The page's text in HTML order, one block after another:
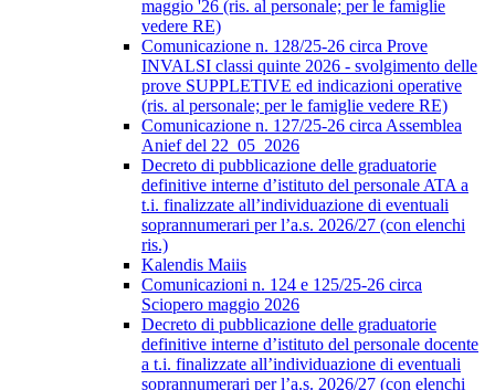
maggio '26 (ris. al personale; per le famiglie
vedere RE)
Comunicazione n. 128/25-26 circa Prove
INVALSI classi quinte 2026 - svolgimento delle
prove SUPPLETIVE ed indicazioni operative
(ris. al personale; per le famiglie vedere RE)
Comunicazione n. 127/25-26 circa Assemblea
Anief del 22_05_2026
Decreto di pubblicazione delle graduatorie
definitive interne d’istituto del personale ATA a
t.i. finalizzate all’individuazione di eventuali
soprannumerari per l’a.s. 2026/27 (con elenchi
ris.)
Kalendis Maiis
Comunicazioni n. 124 e 125/25-26 circa
Sciopero maggio 2026
Decreto di pubblicazione delle graduatorie
definitive interne d’istituto del personale docente
a t.i. finalizzate all’individuazione di eventuali
soprannumerari per l’a.s. 2026/27 (con elenchi